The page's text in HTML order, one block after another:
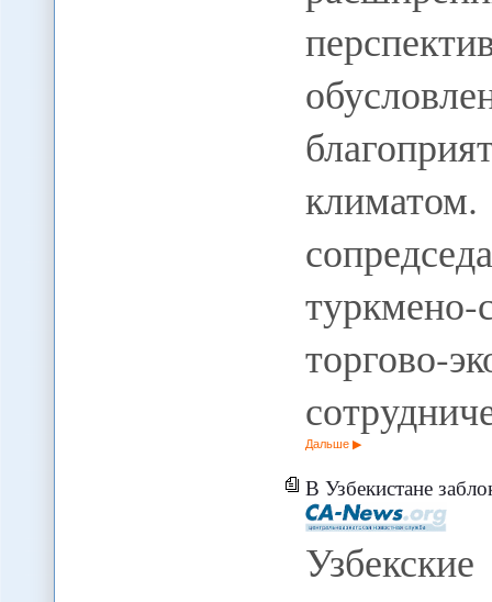
торгово-
Дальше
В Узбекистане